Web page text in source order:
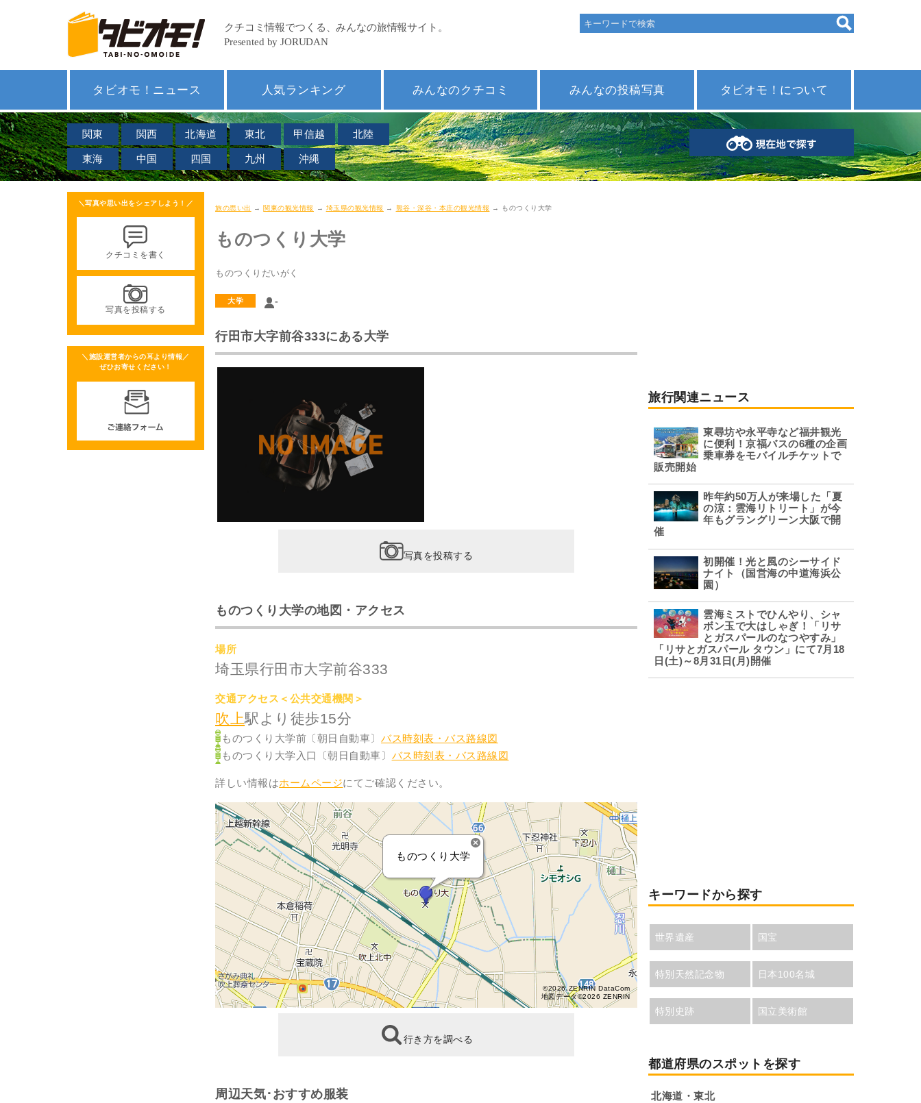
タビオモ！ニュース 人気ランキング みんなのクチコミ みんなの投稿写真 タビオモ！について
関東 関西 北海道 東北 甲信越 北陸
東海 中国 四国 九州 沖縄
旅の思い出 → 関東の観光情報 → 埼玉県の観光情報 → 熊谷・深谷・本庄の観光情報 → ものつくり大学
ものつくり大学
ものつくりだいがく
大学 -
行田市大字前谷333にある大学
写真を投稿する
ものつくり大学の地図・アクセス
場所
埼玉県行田市大字前谷333
交通アクセス＜公共交通機関＞
吹上駅より徒歩15分
ものつくり大学前〔朝日自動車〕バス時刻表・バス路線図
ものつくり大学入口〔朝日自動車〕 バス時刻表・バス路線図
詳しい情報はホームページにてご確認ください。
ものつくり大学
©2026 ZENRIN DataCom
地図データ©2026 ZENRIN
行き方を調べる
周辺天気･おすすめ服装
旅行関連ニュース
東尋坊や永平寺など福井観光
に便利！京福バスの6種の企画
乗車券をモバイルチケットで
販売開始
昨年約50万人が来場した「夏
の涼：雲海リトリート」が今
年もグラングリーン大阪で開
催
初開催！光と風のシーサイド
ナイト（国営海の中道海浜公
園）
雲海ミストでひんやり、シャ
ボン玉で大はしゃぎ！「リサ
とガスパールのなつやすみ」
「リサとガスパール タウン」にて7月18
日(土)～8月31日(月)開催
キーワードから探す
世界遺産 国宝
特別天然記念物 日本100名城
特別史跡 国立美術館
都道府県のスポットを探す
北海道・東北
＼写真や思い出をシェアしよう！／
クチコミを書く
写真を投稿する
＼施設運営者からの耳より情報／
ぜひお寄せください！